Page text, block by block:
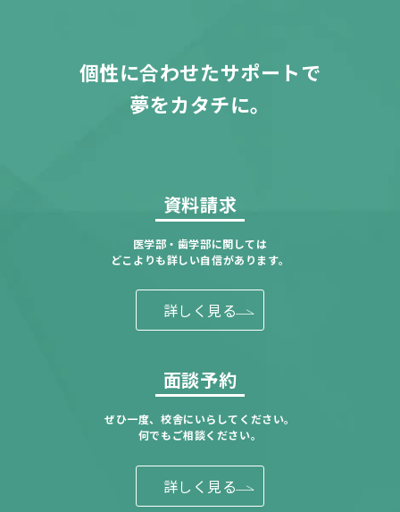
個性に合わせたサポートで
夢をカタチに。
資料請求
医学部・歯学部に関しては
どこよりも詳しい自信があります。
詳しく見る
面談予約
ぜひ一度、校舎にいらしてください。
何でもご相談ください。
詳しく見る